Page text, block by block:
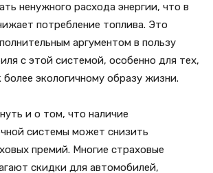
ненужного расхода энергии, что в
потребление топлива. Это
аргументом в пользу
с этой системой, особенно для тех,
экологичному образу жизни.
и о том, что наличие
системы может снизить
премий. Многие страховые
скидки для автомобилей,